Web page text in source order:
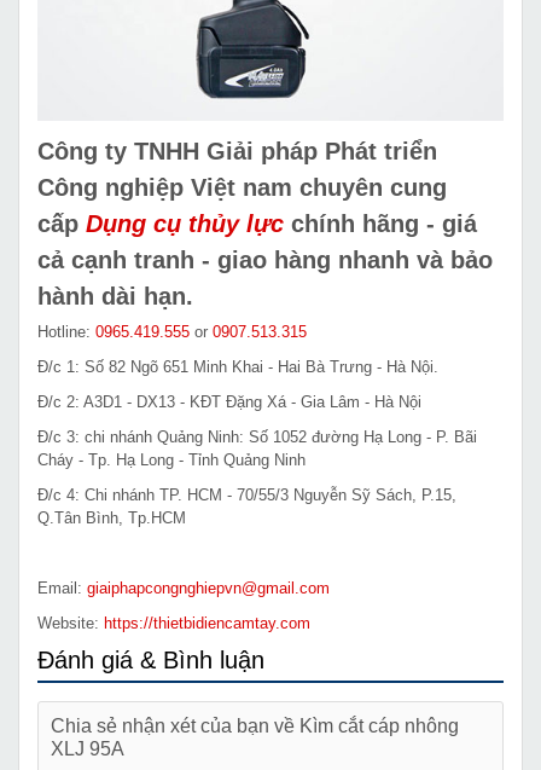
Công ty TNHH Giải pháp Phát triển
Công nghiệp Việt nam chuyên cung
cấp Dụng cụ thủy lực chính hãng - giá
cả cạnh tranh - giao hàng nhanh và bảo
hành dài hạn.
Hotline: 0965.419.555 or 0907.513.315
Đ/c 1: Số 82 Ngõ 651 Minh Khai - Hai Bà Trưng - Hà Nội.
Đ/c 2: A3D1 - DX13 - KĐT Đặng Xá - Gia Lâm - Hà Nội
Đ/c 3: chi nhánh Quảng Ninh: Số 1052 đường Hạ Long - P. Bãi
Cháy - Tp. Hạ Long - Tỉnh Quảng Ninh
Đ/c 4: Chi nhánh TP. HCM - 70/55/3 Nguyễn Sỹ Sách, P.15,
Q.Tân Bình, Tp.HCM
Email: giaiphapcongnghiepvn@gmail.com
Website: https://thietbidiencamtay.com
Đánh giá & Bình luận
Chia sẻ nhận xét của bạn về Kìm cắt cáp nhông
XLJ 95A